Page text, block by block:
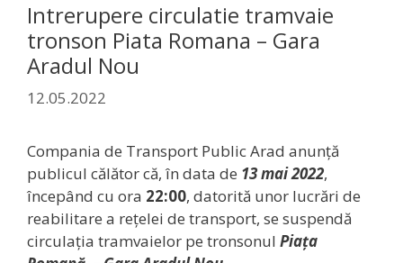
Intrerupere circulatie tramvaie
tronson Piata Romana – Gara
Aradul Nou
12.05.2022
Compania de Transport Public Arad anunţă
publicul călător că, în data de 13 mai 2022,
începând cu ora 22:00, datorită unor lucrări de
reabilitare a rețelei de transport, se suspendă
circulația tramvaielor pe tronsonul Piața